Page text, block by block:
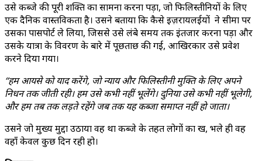
उसे कब्जे की पूरी शक्ति का सामना करना पड़ा, जो फिलिस्तीनियों के लिए
एक दैनिक वास्तविकता है। उसने बताया कि कैसे इज़रायलईयों ने सीमा पर
उसका पासपोर्ट ले लिया, जिससे उसे लंबे समय तक इंतजार करना पड़ा और
उसके यात्रा के विवरण के बारे में पूछताछ की गई, आखिरकार उसे प्रवेश
करने दिया गया।
“हम आयसे को याद करेंगे, जो न्याय और फिलिस्तीनी मुक्ति के लिए अपने
निधन तक जीती रही। हम उसे कभी नहीं भूलेंगे। दुनिया उसे कभी नहीं भूलेगी,
और हम तब तक लड़ते रहेंगे जब तक यह कब्जा समाप्त नहीं हो जाता।
उसने जो मुख्य मुद्दा उठाया वह था कब्जे के तहत लोगों का दुख, भले ही वह
वहाँ केवल कुछ दिन रही हो।